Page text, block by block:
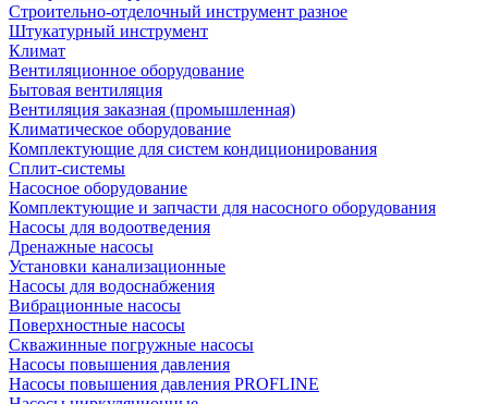
Строительно-отделочный инструмент разное
Штукатурный инструмент
Климат
Вентиляционное оборудование
Бытовая вентиляция
Вентиляция заказная (промышленная)
Климатическое оборудование
Комплектующие для систем кондиционирования
Сплит-системы
Насосное оборудование
Комплектующие и запчасти для насосного оборудования
Насосы для водоотведения
Дренажные насосы
Установки канализационные
Насосы для водоснабжения
Вибрационные насосы
Поверхностные насосы
Скважинные погружные насосы
Насосы повышения давления
Насосы повышения давления PROFLINE